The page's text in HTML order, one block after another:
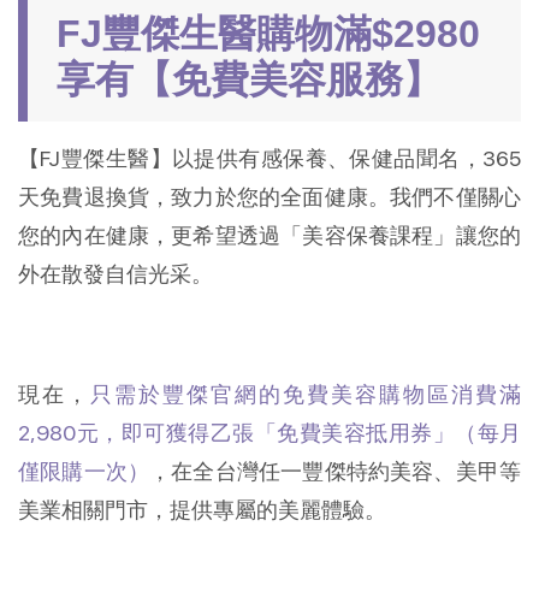
FJ豐傑生醫購物滿$2980
享有【免費美容服務】
【FJ豐傑生醫】以提供有感保養、保健品聞名，365
天免費退換貨，致力於您的全面健康。我們不僅關心
您的內在健康，更希望透過「美容保養課程」讓您的
外在散發自信光采。
現在，
只需於豐傑官網的免費美容購物區消費滿
2,980元，即可獲得乙張「免費美容抵用券」（每月
僅限購一次）
，在全台灣任一豐傑特約美容、美甲等
美業相關門市，提供專屬的美麗體驗。